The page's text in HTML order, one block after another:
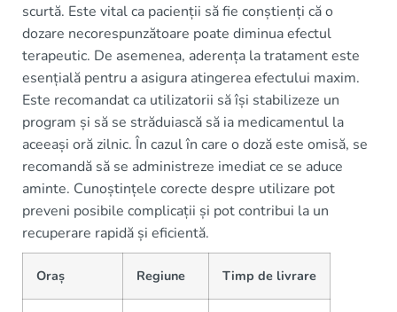
scurtă. Este vital ca pacienții să fie conștienți că o
dozare necorespunzătoare poate diminua efectul
terapeutic. De asemenea, aderența la tratament este
esențială pentru a asigura atingerea efectului maxim.
Este recomandat ca utilizatorii să își stabilizeze un
program și să se străduiască să ia medicamentul la
aceeași oră zilnic. În cazul în care o doză este omisă, se
recomandă să se administreze imediat ce se aduce
aminte. Cunoștințele corecte despre utilizare pot
preveni posibile complicații și pot contribui la un
recuperare rapidă și eficientă.
Oraș Regiune Timp de livrare